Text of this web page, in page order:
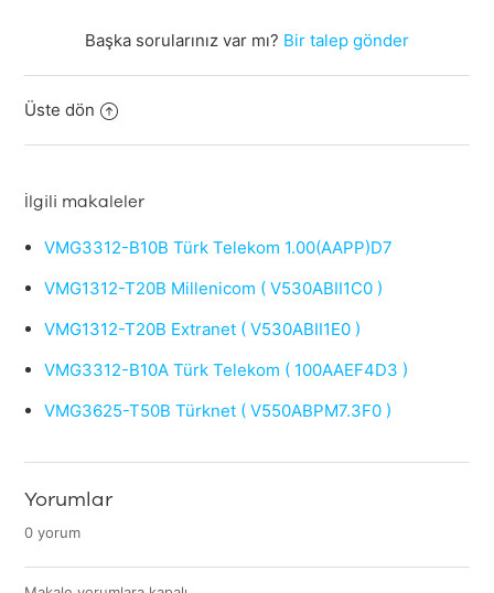
Başka sorularınız var mı? Bir talep gönder
Üste dön
İlgili makaleler
VMG3312-B10B Türk Telekom 1.00(AAPP)D7
VMG1312-T20B Millenicom ( V530ABII1C0 )
VMG1312-T20B Extranet ( V530ABII1E0 )
VMG3312-B10A Türk Telekom ( 100AAEF4D3 )
VMG3625-T50B Türknet ( V550ABPM7.3F0 )
Yorumlar
0 yorum